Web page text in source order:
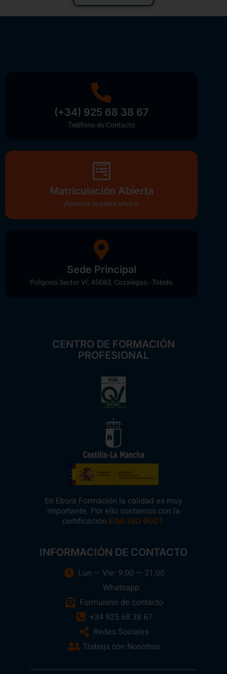
(+34) 925 68 38 67
Teléfono de Contacto
Matriculación Abierta
¡Reserva tu plaza ahora!
Sede Principal
Polígono Sector VI, 45683, Cazalegas - Toledo
CENTRO DE FORMACIÓN
PROFESIONAL
En Ebora Formación la calidad es muy
importante. Por ello contamos con la
certificación EQA ISO 9001
INFORMACIÓN DE CONTACTO
Lun — Vie: 9:00 — 21:00
Whatsapp
Formulario de contacto
+34 925 68 38 67
Redes Sociales
Trabaja con Nosotros